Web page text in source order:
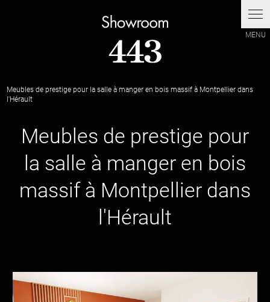
Meubles de prestige pour la salle à manger en bois massif à Montpellier dans
l'Hérault
Meubles de prestige pour
la salle à manger en bois
massif à Montpellier dans
l'Hérault